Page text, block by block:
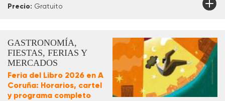
Precio: Gratuito
GASTRONOMÍA,
FIESTAS, FERIAS Y
MERCADOS
Feria del Libro 2026 en A
Coruña: Horarios, cartel
y programa completo